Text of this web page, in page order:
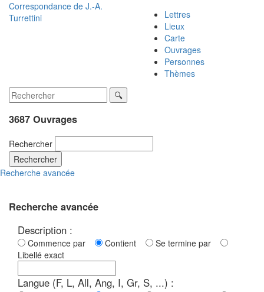
Correspondance de J.-A.
Turrettini
Lettres
Lieux
Carte
Ouvrages
Personnes
Thèmes
3687 Ouvrages
Rechercher
Rechercher
Recherche avancée
Recherche avancée
Description :
Commence par Contient
Se termine par
Libellé exact
Langue (F, L, All, Ang, I, Gr, S, ...) :